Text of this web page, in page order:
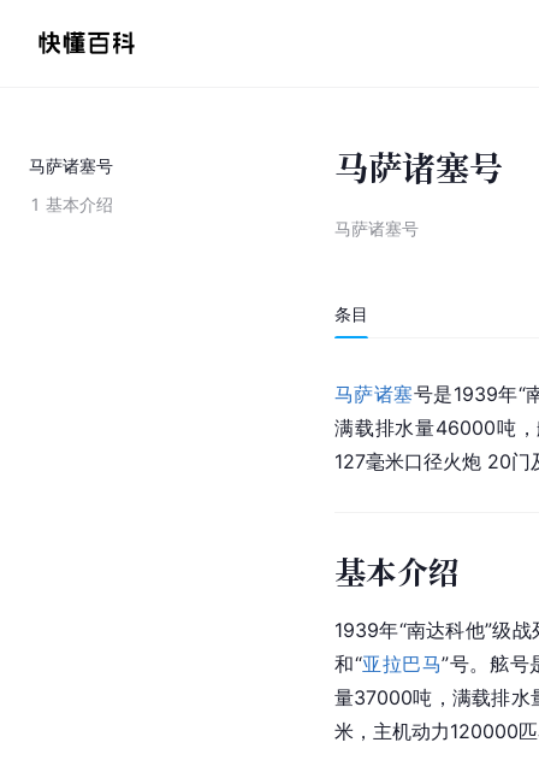
马萨诸塞号
1 基本介绍
马萨诸塞号
马萨诸塞号
条目
马萨诸塞号是1939年“
满载排水量46000吨
127毫米口径火炮 20
基本介绍
1939年“南达科他”级
和“亚拉巴马”号。舷号
量37000吨，满载排
米，主机动力120000